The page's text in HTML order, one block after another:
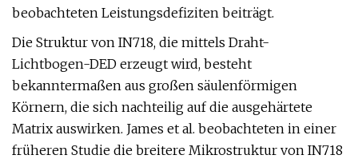
beobachteten Leistungsdefiziten beiträgt.
Die Struktur von IN718, die mittels Draht-
Lichtbogen-DED erzeugt wird, besteht
bekanntermaßen aus großen säulenförmigen
Körnern, die sich nachteilig auf die ausgehärtete
Matrix auswirken. James et al. beobachteten in einer
früheren Studie die breitere Mikrostruktur von IN718